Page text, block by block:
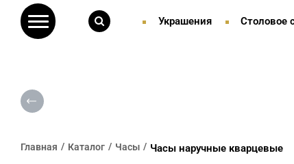
Украшения Столовое
Главная Каталог Часы Часы наручные кварцевые